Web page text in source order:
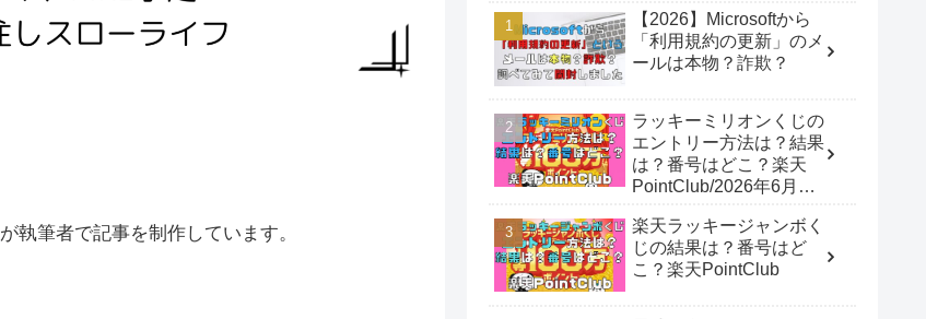
が執筆者で記事を制作しています。
【2026】Microsoftから
「利用規約の更新」のメ
ールは本物？詐欺？
ラッキーミリオンくじの
エントリー方法は？結果
は？番号はどこ？楽天
PointClub/2026年6月開
楽天ラッキージャンボく
じの結果は？番号はど
こ？楽天PointClub